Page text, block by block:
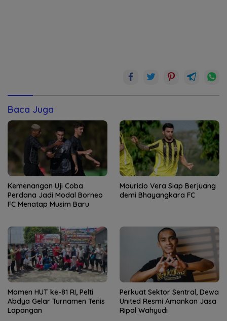
Baca Juga
Kemenangan Uji Coba
Perdana Jadi Modal Borneo
FC Menatap Musim Baru
Mauricio Vera Siap Berjuang
demi Bhayangkara FC
Momen HUT ke-81 RI, Pelti
Abdya Gelar Turnamen Tenis
Lapangan
Perkuat Sektor Sentral, Dewa
United Resmi Amankan Jasa
Ripal Wahyudi